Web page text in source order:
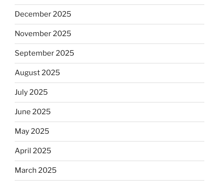
December 2025
November 2025
September 2025
August 2025
July 2025
June 2025
May 2025
April 2025
March 2025